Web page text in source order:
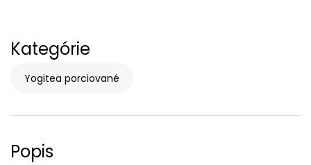
Kategórie
Yogitea porciované
Popis